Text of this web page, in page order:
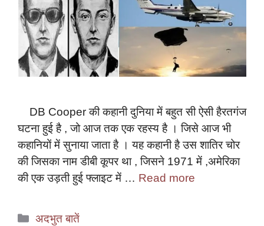
DB Cooper की कहानी दुनिया में बहुत सी ऐसी हैरतगंज
घटना हुई है , जो आज तक एक रहस्य है । जिसे आज भी
कहानियों में सुनाया जाता है । यह कहानी है उस शातिर चोर
की जिसका नाम डीबी कूपर था , जिसने 1971 में ,अमेरिका
की एक उड़ती हुई फ्लाइट में … Read more
Categories
अदभुत बातें